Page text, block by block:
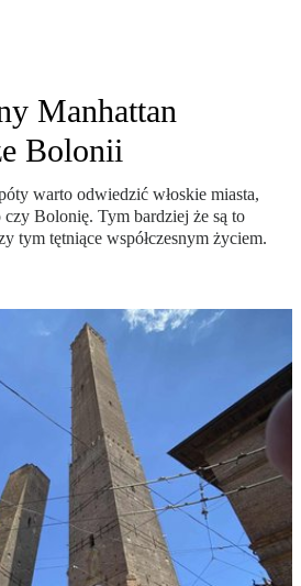
Manhattan
Bolonii
warto odwiedzić włoskie miasta,
czy Bolonię. Tym bardziej że są to
tym tętniące współczesnym życiem.